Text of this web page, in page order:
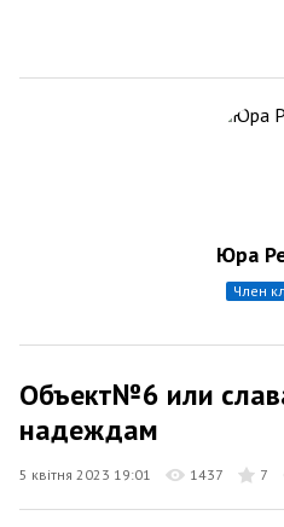
Юра
член
Объект№6 или
надеждам
5 квітня 2023 19:01 1437 7